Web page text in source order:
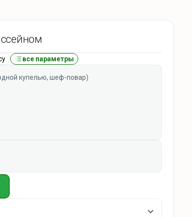
все параметры
купелью, шеф-повар)
кроватями и 1 двуспальная